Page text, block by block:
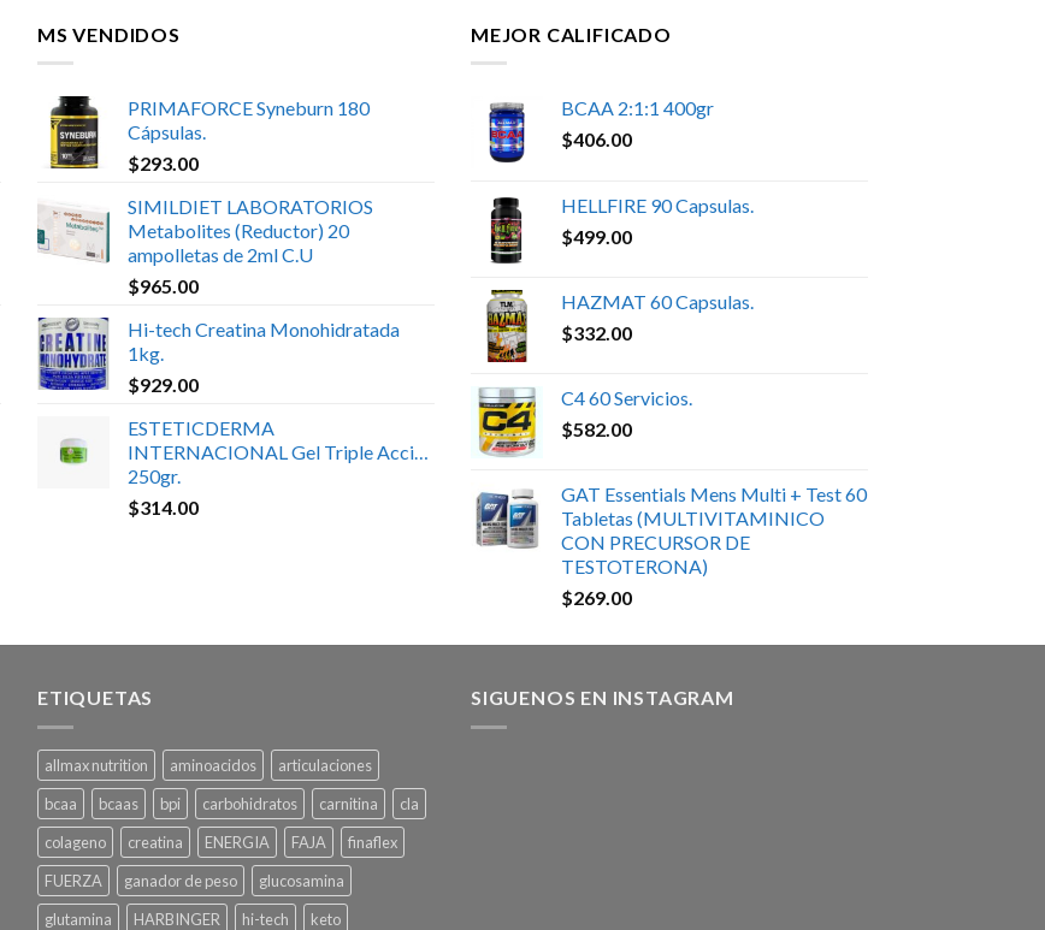
MS VENDIDOS
PRIMAFORCE Syneburn 180
Cápsulas.
$293.00
SIMILDIET LABORATORIOS
Metabolites (Reductor) 20
ampolletas de 2ml C.U
$965.00
Hi-tech Creatina Monohidratada
1kg.
$929.00
ESTETICDERMA
INTERNACIONAL Gel Triple Acción
250gr.
$314.00
MEJOR CALIFICADO
BCAA 2:1:1 400gr
$406.00
HELLFIRE 90 Capsulas.
$499.00
HAZMAT 60 Capsulas.
$332.00
C4 60 Servicios.
$582.00
GAT Essentials Mens Multi + Test 60
Tabletas (MULTIVITAMINICO
CON PRECURSOR DE
TESTOTERONA)
$269.00
ETIQUETAS
allmax nutrition aminoacidos
articulaciones
bcaa
bcaas bpi carbohidratos carnitina
cla
colageno
creatina ENERGIA FAJA
finaflex
FUERZA
ganador de peso
glucosamina
glutamina
HARBINGER hi-tech
keto
SIGUENOS EN INSTAGRAM